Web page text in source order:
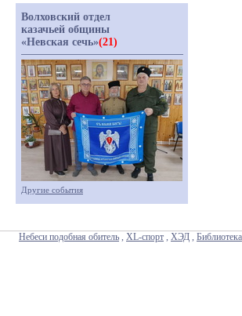
Волховский отдел
казачьей общины
«Невская сечь»(21)
Другие события
Небеси подобная обитель , XL-спорт , ХЭД , Библиотека